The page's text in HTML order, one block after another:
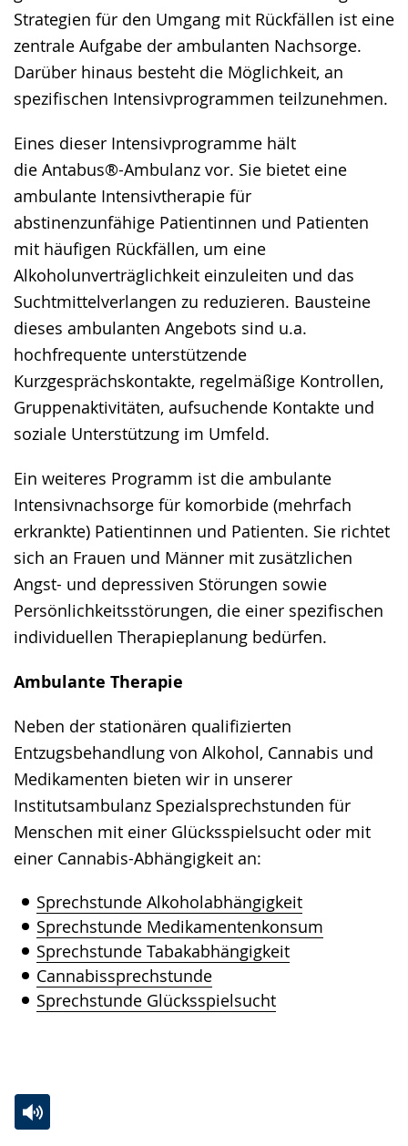
Strategien für den Umgang mit Rückfällen ist eine
zentrale Aufgabe der ambulanten Nachsorge.
Darüber hinaus besteht die Möglichkeit, an
spezifischen Intensivprogrammen teilzunehmen.
Eines dieser Intensivprogramme hält
die Antabus®-Ambulanz vor. Sie bietet eine
ambulante Intensivtherapie für
abstinenzunfähige Patientinnen und Patienten
mit häufigen Rückfällen, um eine
Alkoholunverträglichkeit einzuleiten und das
Suchtmittelverlangen zu reduzieren. Bausteine
dieses ambulanten Angebots sind u.a.
hochfrequente unterstützende
Kurzgesprächskontakte, regelmäßige Kontrollen,
Gruppenaktivitäten, aufsuchende Kontakte und
soziale Unterstützung im Umfeld.
Ein weiteres Programm ist die ambulante
Intensivnachsorge für komorbide (mehrfach
erkrankte) Patientinnen und Patienten. Sie richtet
sich an Frauen und Männer mit zusätzlichen
Angst- und depressiven Störungen sowie
Persönlichkeitsstörungen, die einer spezifischen
individuellen Therapieplanung bedürfen.
Ambulante Therapie
Neben der stationären qualifizierten
Entzugsbehandlung von Alkohol, Cannabis und
Medikamenten bieten wir in unserer
Institutsambulanz Spezialsprechstunden für
Menschen mit einer Glücksspielsucht oder mit
einer Cannabis-Abhängigkeit an:
Sprechstunde Alkoholabhängigkeit
Sprechstunde Medikamentenkonsum
Sprechstunde Tabakabhängigkeit
Cannabissprechstunde
Sprechstunde Glücksspielsucht